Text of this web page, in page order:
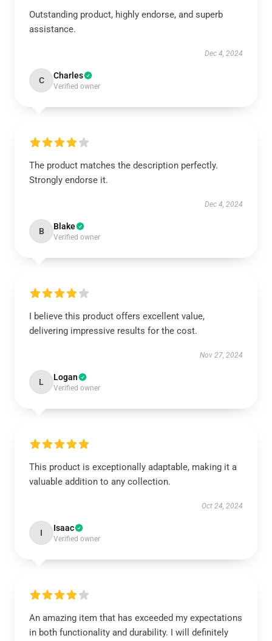
Outstanding product, highly endorse, and superb
assistance.
Dec 4, 2024
C Charles
Verified owner
The product matches the description perfectly.
Strongly endorse it.
Dec 4, 2024
B Blake
Verified owner
I believe this product offers excellent value,
delivering impressive results for the cost.
Nov 27, 2024
L Logan
Verified owner
This product is exceptionally adaptable, making it a
valuable addition to any collection.
Oct 24, 2024
I Isaac
Verified owner
An amazing item that has exceeded my expectations
in both functionality and durability. I will definitely